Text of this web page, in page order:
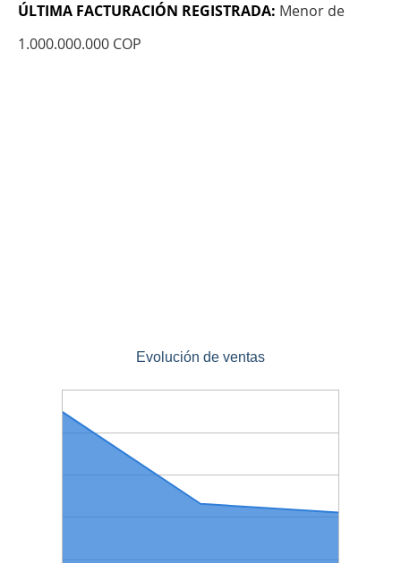
ÚLTIMA FACTURACIÓN REGISTRADA: Menor de
1.000.000.000 COP
Evolución de ventas